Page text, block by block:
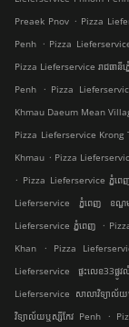
Preaek Pnov . Pizza
Penh . Pizza
Pizza Lieferservice រាជធានីភ្
Penh
. Pizza
Khmau Daeum Mean
Pizza Lieferservice Krong
Khmau . Pizza
. Pizza Lieferservice ភ្នំព
Lieferservice ភ្នំពេញ ខណ្ឌ
Lieferservice ភ្នំពេញ
.
Khan
. Pizza
Lieferservice ផ្ទះលេខ33ផ្លូវលំ
Lieferservice សាលាវិទ្យាល័
វិទ្យាល័យឬស្សីកែវ Penh
.